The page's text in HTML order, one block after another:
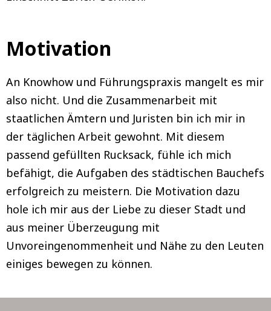
Motivation
An Knowhow und Führungspraxis mangelt es mir
also nicht. Und die Zusammenarbeit mit
staatlichen Ämtern und Juristen bin ich mir in
der täglichen Arbeit gewohnt. Mit diesem
passend gefüllten Rucksack, fühle ich mich
befähigt, die Aufgaben des städtischen Bauchefs
erfolgreich zu meistern. Die Motivation dazu
hole ich mir aus der Liebe zu dieser Stadt und
aus meiner Überzeugung mit
Unvoreingenommenheit und Nähe zu den Leuten
einiges bewegen zu können.